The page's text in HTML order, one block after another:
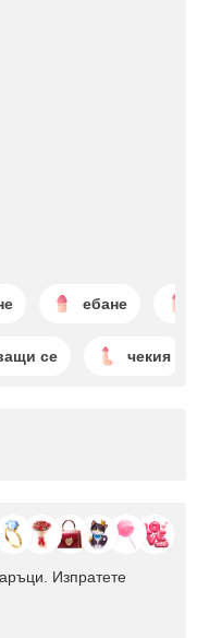
ебане
се чекия
Изпратете